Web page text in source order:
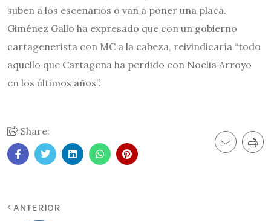
suben a los escenarios o van a poner una placa.
Giménez Gallo ha expresado que con un gobierno
cartagenerista con MC a la cabeza, reivindicaría “todo
aquello que Cartagena ha perdido con Noelia Arroyo
en los últimos años”.
Share:
ANTERIOR